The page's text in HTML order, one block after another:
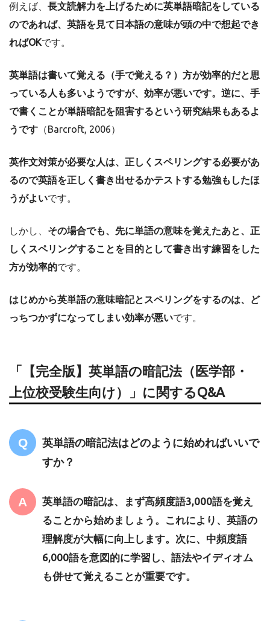
例えば、 長文読解力を上げるために英単語暗記をしている
のであれば、英語を見て日本語の意味が頭の中で想起でき
ればOKです。
英単語は書いて覚える（手で覚える？）方が効率的だと思
っている人も多いようですが、効率が悪いです。逆に、手
で書くことが単語暗記を阻害するという研究結果もあるよ
うです （Barcroft, 2006）
英作文対策が必要な人は、正しくスペリングする必要があ
るので英語を正しく書き出せるかテストする勉強もしたほ
うがよいです。
しかし、 その場合でも、先に単語の意味を覚えたあと、正
しくスペリングすることを目的として書き出す練習をした
方が効率的です。
はじめから英単語の意味暗記とスペリングをするのは、ど
っちつかずになってしまい効率が悪いです。
「【完全版】英単語の暗記法（医学部・
上位校受験生向け）」に関するQ&A
英単語の暗記法はどのように始めればいいで
すか？
英単語の暗記は、まず高頻度語3,000語を覚え
ることから始めましょう。これにより、英語の
理解度が大幅に向上します。次に、中頻度語
6,000語を意図的に学習し、語法やイディオム
も併せて覚えることが重要です。